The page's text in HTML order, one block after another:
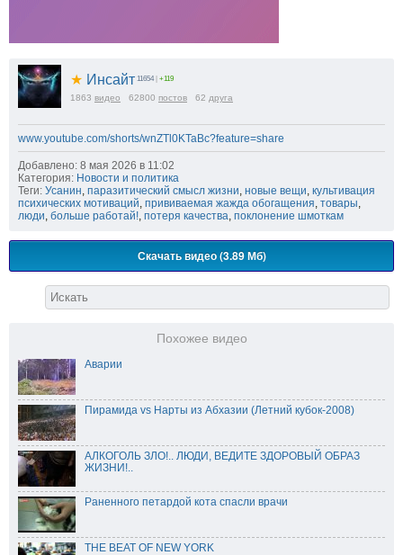
★ Инсайт 11654 +119
1863 видео 62800 постов 62 друга
www.youtube.com/shorts/wnZTl0KTaBc?feature=share
Добавлено: 8 мая 2026 в 11:02
Категория: Новости и политика
Теги: Усанин, паразитический смысл жизни, новые вещи, культивация
психических мотиваций, прививаемая жажда обогащения, товары,
люди, больше работай!, потеря качества, поклонение шмоткам
Скачать видео (3.89 Мб)
Похожее видео
Аварии
Пирамида vs Нарты из Абхазии (Летний кубок-2008)
АЛКОГОЛЬ ЗЛО!.. ЛЮДИ, ВЕДИТЕ ЗДОРОВЫЙ ОБРАЗ
ЖИЗНИ!..
Раненного петардой кота спасли врачи
THE BEAT OF NEW YORK